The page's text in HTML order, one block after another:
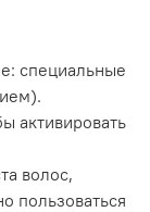
специальные
активировать
волос,
пользоваться